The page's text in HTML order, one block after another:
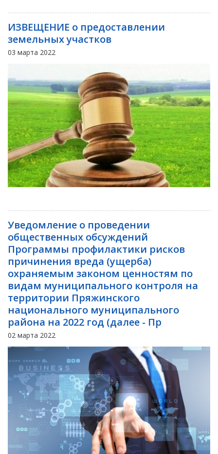
ИЗВЕЩЕНИЕ о предоставлении
земельных участков
03 марта 2022
Уведомление о проведении
общественных обсуждений
Программы профилактики рисков
причинения вреда (ущерба)
охраняемым законом ценностям по
видам муниципального контроля на
территории Пряжинского
национального муниципального
района на 2022 год (далее - Пр
02 марта 2022